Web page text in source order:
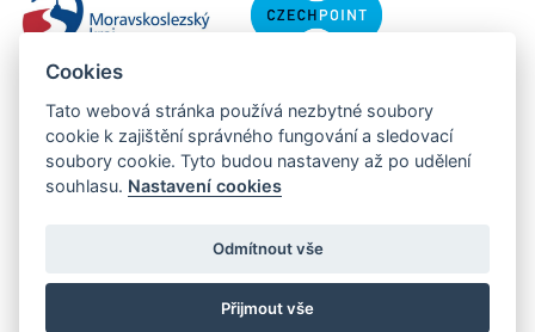
Copyright © 2013 - 2026 Městský úřad Orlová
Cookies
Tato webová stránka používá nezbytné soubory
cookie k zajištění správného fungování a sledovací
soubory cookie. Tyto budou nastaveny až po udělení
souhlasu. Nastavení cookies
Odmítnout vše
Přijmout vše